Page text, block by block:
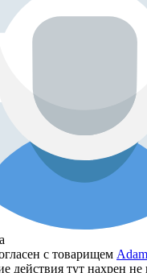
с товарищем
действия тут нахрен